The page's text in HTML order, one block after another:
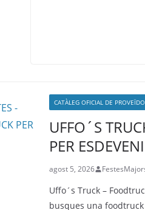
CATÀLEG OFICIAL DE
UFFO´S
PER
agost 5, 2026
Uffo´s Truck –
busques una